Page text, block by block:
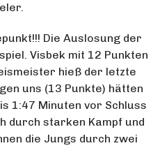
Die Auslosung der
Visbek mit 12 Punkten
hieß der letzte
uns (13 Punkte) hätten
1:47 Minuten vor Schluss
durch starken Kampf und
die Jungs durch zwei